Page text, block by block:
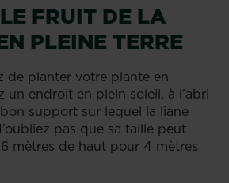
FRUIT DE LA
PLEINE TERRE
de planter votre plante en
un endroit en plein soleil, à l’abri
support sur lequel la liane
pas que sa taille peut
mètres de haut pour 4 mètres